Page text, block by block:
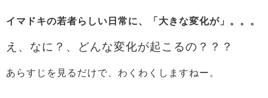
イマドキの若者らしい日常に、「大きな変化が」。。。
え、なに？、どんな変化が起こるの？？？
あらすじを見るだけで、わくわくしますねー。